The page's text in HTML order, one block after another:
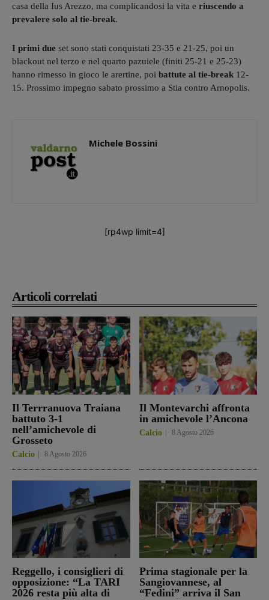
Articoli correlati
Il Terrranuova Traiana
battuto 3-1
nell’amichevole di
Grosseto
Calcio 8 Agosto 2026
Il Montevarchi affronta
in amichevole l’Ancona
Calcio 8 Agosto 2026
Reggello, i consiglieri di
opposizione: “La TARI
2026 resta più alta di
Prima stagionale per la
Sangiovannese, al
“Fedini” arriva il San
casa della Ius Arezzo, ma complicandosi la vita e riuscendo a
prevalere solo al tie-break.
I primi due set sono stati conquistati 23-35 e 21-25, poi un
blackout nel terzo e nel quarto pazuiele (finiti 25-21 e 25-23)
hanno rimesso in gioco le arertine, poi battute al tie-break 12-
15. Prossimo impegno sabato prossimo a Stia contro Arnopolis.
Michele Bossini
[rp4wp limit=4]